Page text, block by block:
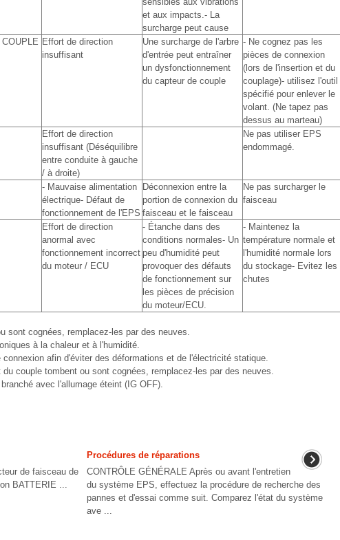
et aux impacts.- La
surcharge peut cause
Effort de direction
insuffisant
Une surcharge de l'arbre
d'entrée peut entraîner
un dysfonctionnement
du capteur de couple
- Ne cognez pas les
pièces de connexion
(lors de l'insertion et du
couplage)- utilisez l'outil
spécifié pour enlever le
volant. (Ne tapez pas
dessus au marteau)
Effort de direction
insuffisant (Déséquilibre
entre conduite à gauche
/ à droite)
Ne pas utiliser EPS
endommagé.
- Mauvaise alimentation
électrique- Défaut de
fonctionnement de l'EPS
Déconnexion entre la
portion de connexion du
faisceau et le faisceau
Ne pas surcharger le
faisceau
Effort de direction
anormal avec
fonctionnement incorrect
du moteur / ECU
- Étanche dans des
conditions normales- Un
peu d'humidité peut
provoquer des défauts
de fonctionnement sur
les pièces de précision
du moteur/ECU.
- Maintenez la
température normale et
l'humidité normale lors
du stockage- Evitez les
chutes
sont cognées, remplacez-les par des neuves.
à la chaleur et à l'humidité.
afin d'éviter des déformations et de l'électricité statique.
couple tombent ou sont cognées, remplacez-les par des neuves.
avec l'allumage éteint (IG OFF).
de faisceau de
BATTERIE ...
Procédures de réparations
CONTRÔLE GÉNÉRALE Après ou avant l'entretien
du système EPS, effectuez la procédure de recherche des
pannes et d'essai comme suit. Comparez l'état du système
ave ...